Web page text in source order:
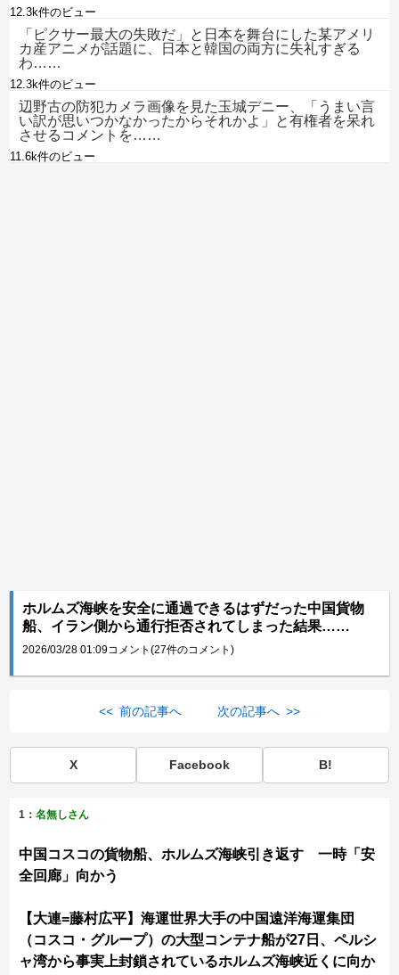
12.3k件のビュー
「ピクサー最大の失敗だ」と日本を舞台にした某アメリ
カ産アニメが話題に、日本と韓国の両方に失礼すぎる
わ……
12.3k件のビュー
辺野古の防犯カメラ画像を見た玉城デニー、「うまい言
い訳が思いつかなかったからそれかよ」と有権者を呆れ
させるコメントを……
11.6k件のビュー
ホルムズ海峡を安全に通過できるはずだった中国貨物
船、イラン側から通行拒否されてしまった結果……
2026/03/28 01:09コメント(27件のコメント)
<< 前の記事へ 次の記事へ >>
X Facebook B!
1：名無しさん
中国コスコの貨物船、ホルムズ海峡引き返す 一時「安
全回廊」向かう
【大連=藤村広平】海運世界大手の中国遠洋海運集団
（コスコ・グループ）の大型コンテナ船が27日、ペルシ
ャ湾から事実上封鎖されているホルムズ海峡近くに向か